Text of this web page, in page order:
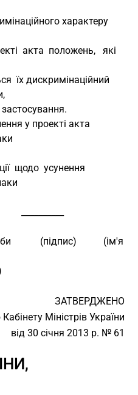
їх дискримінаційний
ЗАТВЕРДЖЕНО
Міністрів України
від 30 січня 2013 р. № 61